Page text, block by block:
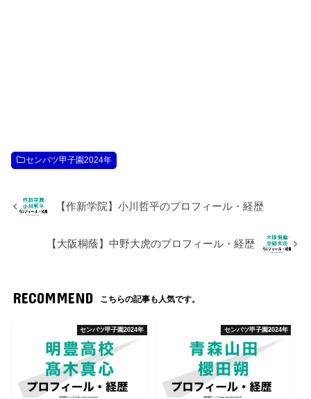
センバツ甲子園2024年
【作新学院】小川哲平のプロフィール・経歴
【大阪桐蔭】中野大虎のプロフィール・経歴
RECOMMEND こちらの記事も人気です。
センバツ甲子園2024年 センバツ甲子園2024年